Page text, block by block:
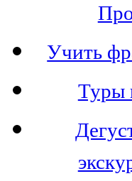
Учить
Туры